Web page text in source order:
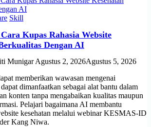
Skill
Kupas Rahasia Website
Dengan AI
Munigar Agustus 2, 2026Agustus 5, 2026
memberikan wawasan mengenai
dimanfaatkan sebagai alat bantu dalam
konten tanpa mengabaikan kualitas maupun
Pelajari bagaimana AI membantu
kesehatan melalui webinar KESMAS-ID
Kang Niwa.